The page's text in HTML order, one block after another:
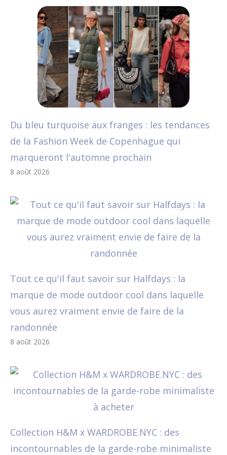
Du bleu turquoise aux franges : les tendances
de la Fashion Week de Copenhague qui
marqueront l'automne prochain
8 août 2026
Tout ce qu'il faut savoir sur Halfdays : la
marque de mode outdoor cool dans laquelle
vous aurez vraiment envie de faire de la
randonnée
8 août 2026
Collection H&M x WARDROBE.NYC : des
incontournables de la garde-robe minimaliste